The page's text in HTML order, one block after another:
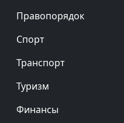
Правопорядок
Спорт
Транспорт
Туризм
Финансы